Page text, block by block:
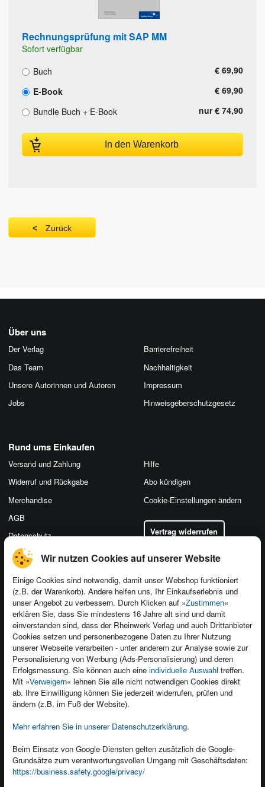
Wir nutzen Cookies auf unserer Website
Einige Cookies sind notwendig, damit unser Webshop funktioniert
(z.B. der Warenkorb). Andere helfen uns, Ihr Einkaufserlebnis und
unser Angebot zu verbessern. Durch Klicken auf »Zustimmen«
erklären Sie, dass Sie mindestens 16 Jahre alt sind und damit
einverstanden sind, dass der Rheinwerk Verlag und auch Drittanbieter
Cookies setzen und personenbezogene Daten zu Ihrer Nutzung
unserer Webseite verarbeiten - unter anderem zur Analyse sowie zur
Personalisierung von Werbung (Ads-Personalisierung) und deren
Erfolgsmessung. Sie können auch eine individuelle Auswahl treffen.
Mit »Verweigern« lehnen Sie alle nicht notwendigen Cookies direkt
ab. Ihre Einwilligung können Sie jederzeit widerrufen, prüfen und
ändern (z.B. im Fuß der Website).
Mehr erfahren Sie in unserer Datenschutzerklärung.
Beim Einsatz von Google-Diensten gelten zusätzlich die Google-
Grundsätze zum verantwortungsvollen Umgang mit Geschäftsdaten:
https://business.safety.google/privacy/
Rechnungsprüfung mit SAP MM
Sofort verfügbar
Buch
€ 69,90
E-Book
€ 69,90
Bundle Buch + E-Book
nur € 74,90
In den Warenkorb
Zurück
Über uns
Der Verlag
Das Team
Unsere Autorinnen und Autoren
Jobs
Barrierefreiheit
Nachhaltigkeit
Impressum
Hinweis­geber­schutz­gesetz
Kontakt
Newsletter
Für Unternehmen
Presseservice
Dozentenservice
Produktfeedback
Foreign Rights
Ein Buch schreiben
Rund ums Einkaufen
Versand und Zahlung
Widerruf und Rückgabe
Merchandise
AGB
Datenschutz
Hilfe
Abo kündigen
Cookie-Einstellungen ändern
Vertrag widerrufen
Kundenservice
Wir sind gerne für Sie da!
service@rheinwerk-verlag.de